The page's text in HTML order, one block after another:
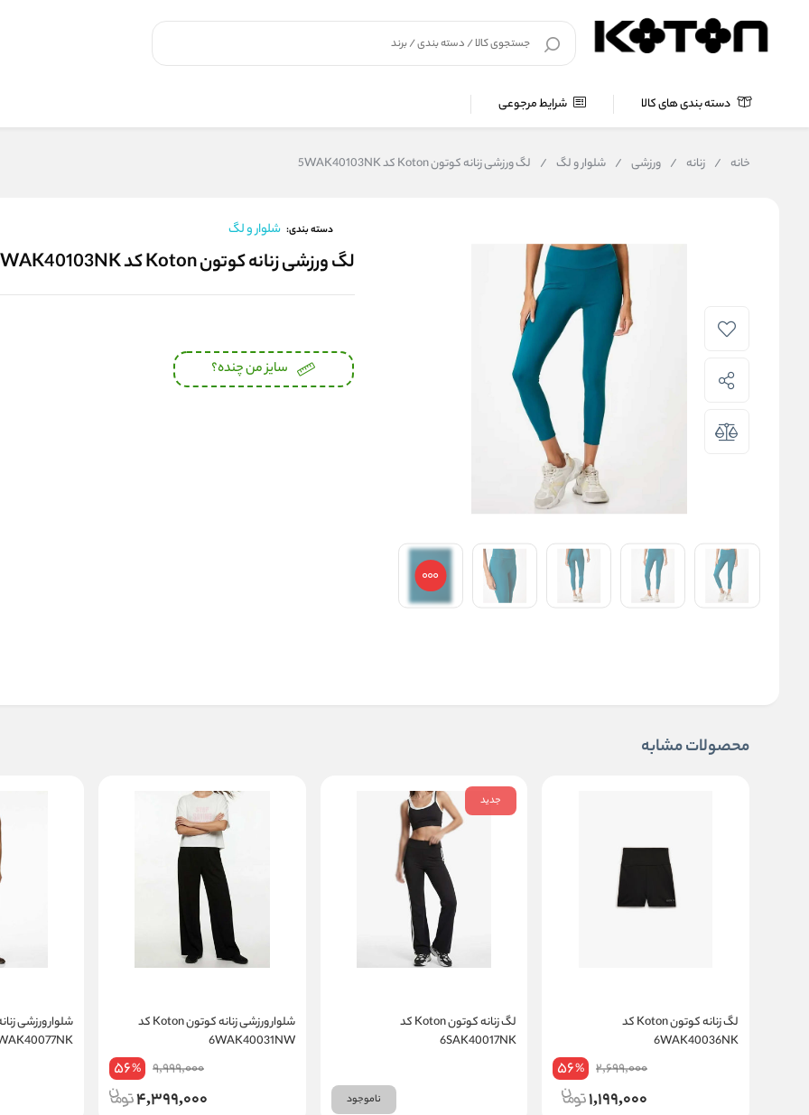
دسته بندی های کالا شرایط مرجوعی
خانه / زنانه / ورزشی / شلوار و لگ / لگ ورزشی زنانه کوتون Koton کد 5WAK40103NK
دسته بندی: شلوار و لگ
لگ ورزشی زنانه کوتون Koton کد 5WAK40103NK
سایز من چنده؟
محصولات مشابه
لگ زنانه کوتون Koton کد
6WAK40036NK
2,699,000
56%
1,199,000
جدید
لگ زنانه کوتون Koton کد
6SAK40017NK
ناموجود
شلوار ورزشی زنانه کوتون Koton کد
6WAK40031NW
9,999,000
56%
4,399,000